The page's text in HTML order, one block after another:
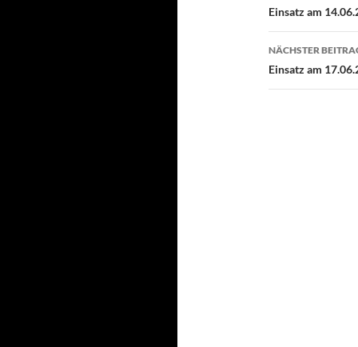
Einsatz am
NÄCHSTER
Einsatz am